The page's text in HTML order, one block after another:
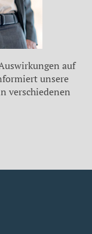
auf
unsere
verschiedenen